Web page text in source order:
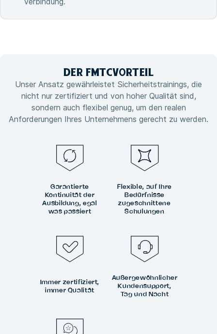
DER FMTCVORTEIL
Unser Ansatz gewährleistet Sicherheitstrainings, die
nicht nur zertifiziert und von hoher Qualität sind,
sondern auch flexibel genug, um den realen
Anforderungen Ihres Unternehmens gerecht zu werden.
Garantierte
Kontinuität der
Ausbildung, egal
was passiert
Flexible, auf Ihre
Bedürfnisse
zugeschnittene
Schulungen
Immer zertifiziert,
immer Qualität
Außergewöhnlicher
Kundensupport,
Tag und Nacht